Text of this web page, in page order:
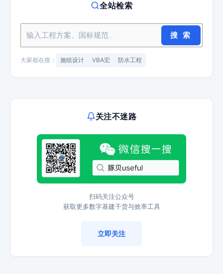
全站检索
搜 索
大家都在搜： 施组设计 VBA宏 防水工程
关注不迷路
扫码关注公众号
获取更多数字基建干货与效率工具
立即关注